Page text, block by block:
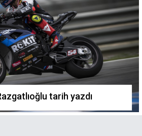
tarih yazdı